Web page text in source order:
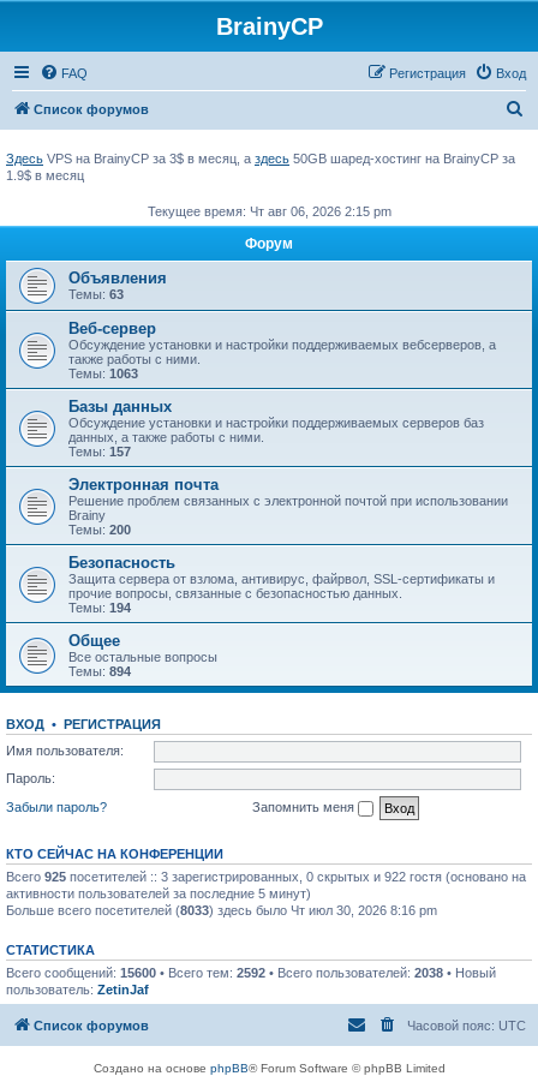
BrainyCP
FAQ Вход
Регистрация
Список форумов
к
Здесь VPS на BrainyCP за 3$ в месяц, а здесь 50GB шаред-хостинг на BrainyCP за
1.9$ в месяц
Текущее время: Чт авг 06, 2026 2:15 pm
Форум
Объявления
Темы: 63
Веб-сервер
Обсуждение установки и настройки поддерживаемых вебсерверов, а
также работы с ними.
Темы: 1063
Базы данных
Обсуждение установки и настройки поддерживаемых серверов баз
данных, а также работы с ними.
Темы: 157
Электронная почта
Решение проблем связанных с электронной почтой при использовании
Brainy
Темы: 200
Безопасность
Защита сервера от взлома, антивирус, файрвол, SSL-сертификаты и
прочие вопросы, связанные с безопасностью данных.
Темы: 194
Общее
Все остальные вопросы
Темы: 894
ВХОД • РЕГИСТРАЦИЯ
Имя пользователя:
Пароль:
Забыли пароль?
Запомнить меня
КТО СЕЙЧАС НА КОНФЕРЕНЦИИ
Всего 925 посетителей :: 3 зарегистрированных, 0 скрытых и 922 гостя (основано на
активности пользователей за последние 5 минут)
Больше всего посетителей (8033) здесь было Чт июл 30, 2026 8:16 pm
СТАТИСТИКА
Всего сообщений: 15600 • Всего тем: 2592 • Всего пользователей: 2038 • Новый
пользователь: ZetinJaf
Список форумов Часовой пояс: UTC
Создано на основе phpBB® Forum Software © phpBB Limited